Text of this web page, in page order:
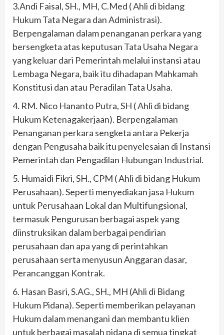
3.Andi Faisal, SH., MH, C.Med ( Ahli di bidang
Hukum Tata Negara dan Administrasi).
Berpengalaman dalam penanganan perkara yang
bersengketa atas keputusan Tata Usaha Negara
yang keluar dari Pemerintah melalui instansi atau
Lembaga Negara, baik itu dihadapan Mahkamah
Konstitusi dan atau Peradilan Tata Usaha.
4. RM. Nico Hananto Putra, SH ( Ahli di bidang
Hukum Ketenagakerjaan). Berpengalaman
Penanganan perkara sengketa antara Pekerja
dengan Pengusaha baik itu penyelesaian di Instansi
Pemerintah dan Pengadilan Hubungan Industrial.
5. Humaidi Fikri, SH., CPM ( Ahli di bidang Hukum
Perusahaan). Seperti menyediakan jasa Hukum
untuk Perusahaan Lokal dan Multifungsional,
termasuk Pengurusan berbagai aspek yang
diinstruksikan dalam berbagai pendirian
perusahaan dan apa yang di perintahkan
perusahaan serta menyusun Anggaran dasar,
Perancanggan Kontrak.
6. Hasan Basri, S.AG., SH., MH (Ahli di Bidang
Hukum Pidana). Seperti memberikan pelayanan
Hukum dalam menangani dan membantu klien
untuk berbagai masalah pidana di semua tingkat